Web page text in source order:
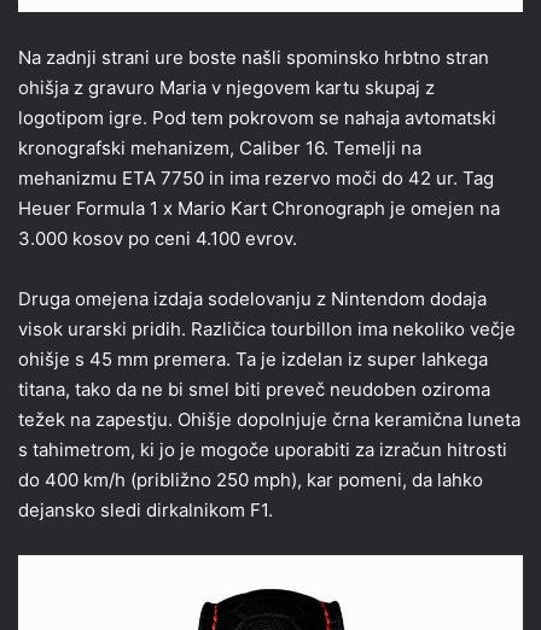
Na zadnji strani ure boste našli spominsko hrbtno stran
ohišja z gravuro Maria v njegovem kartu skupaj z
logotipom igre. Pod tem pokrovom se nahaja avtomatski
kronografski mehanizem, Caliber 16. Temelji na
mehanizmu ETA 7750 in ima rezervo moči do 42 ur. Tag
Heuer Formula 1 x Mario Kart Chronograph je omejen na
3.000 kosov po ceni 4.100 evrov.
Druga omejena izdaja sodelovanju z Nintendom dodaja
visok urarski pridih. Različica tourbillon ima nekoliko večje
ohišje s 45 mm premera. Ta je izdelan iz super lahkega
titana, tako da ne bi smel biti preveč neudoben oziroma
težek na zapestju. Ohišje dopolnjuje črna keramična luneta
s tahimetrom, ki jo je mogoče uporabiti za izračun hitrosti
do 400 km/h (približno 250 mph), kar pomeni, da lahko
dejansko sledi dirkalnikom F1.